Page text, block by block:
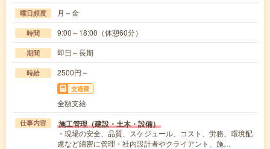
曜日頻度 月～金
時間 9:00～18:00（休憩60分）
期間 即日～長期
時給 2500円～
交通費
全額支給
仕事内容 施工管理（建設・土木・設備）
・現場の安全、品質、スケジュール、コスト、労務、環境配
慮など綿密に管理・社内設計者やクライアント、施…